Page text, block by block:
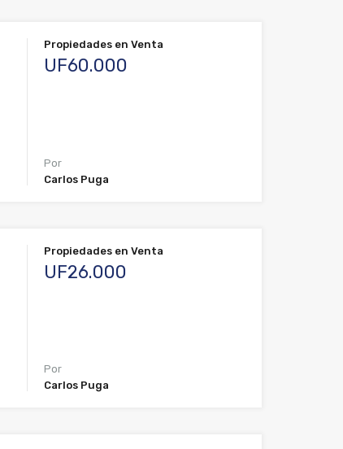
Propiedades en Venta
UF60.000
Por
Carlos Puga
Propiedades en Venta
UF26.000
Por
Carlos Puga